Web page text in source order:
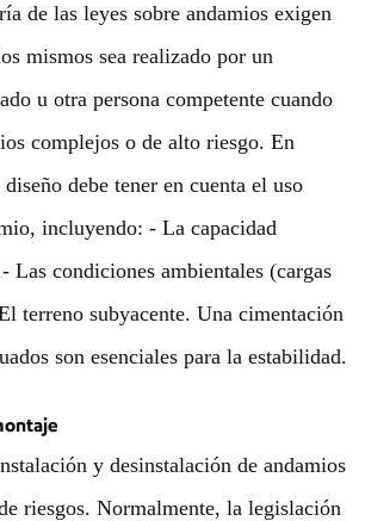
de las leyes sobre andamios exigen
mismos sea realizado por un
u otra persona competente cuando
complejos o de alto riesgo. En
debe tener en cuenta el uso
incluyendo: - La capacidad
Las condiciones ambientales (cargas
terreno subyacente. Una cimentación
son esenciales para la estabilidad.
y desinstalación de andamios
riesgos. Normalmente, la legislación